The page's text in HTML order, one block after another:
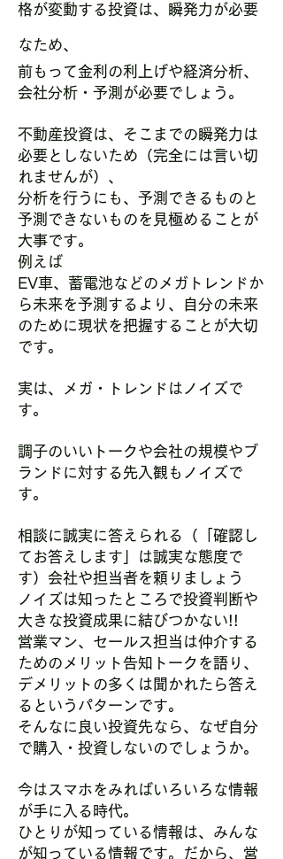
格が変動する投資は、 瞬発力が必要
なため、
前もって金利の利上げや経済分析、
会社分析・予測が必要でしょう。
不動産投資は、そこまでの瞬発力は
必要としないため（完全には言い切
れませんが）、
分析を行うにも、予測できるものと
予測できないものを見極めることが
大事です。
例えば
EV車、蓄電池などのメガトレンドか
ら未来を予測するより、
自分の未来
のために現状を把握することが大切
です。
実は、メガ・トレンドはノイズで
す。
調子のいいトークや会社の規模やブ
ランドに対する先入観もノイズで
す。
相談に誠実に答えられる（「確認し
てお答えします」は誠実な態度で
す）会社や担当者を頼りましょう
ノイズは知ったところで投資判断や
大きな投資成果に結びつかない!!
営業マン、セールス担当は仲介する
ためのメリット告知トークを語り、
デメリットの多くは聞かれたら答え
るというパターンです。
そんなに良い投資先なら、なぜ自分
で購入・投資しないのでしょうか。
今はスマホをみればいろいろな情報
が手に入る時代。
ひとりが知っている情報は、みんな
が知っている情報です。だから、営